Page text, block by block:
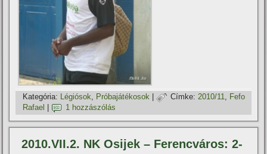
Kategória: Légiósok Próbajátékosok Címke: 2010/11
Fefo
Rafael
1 hozzászólás
2010.VII.2. NK Osijek – Ferencváros: 2-